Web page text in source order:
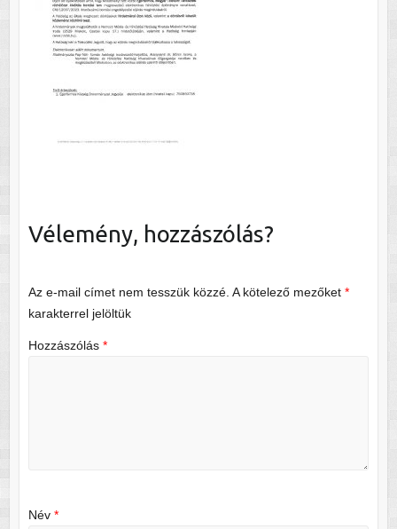
Vélemény, hozzászólás?
Az e-mail címet nem tesszük közzé. A kötelező mezőket *
karakterrel jelöltük
Hozzászólás *
Név *